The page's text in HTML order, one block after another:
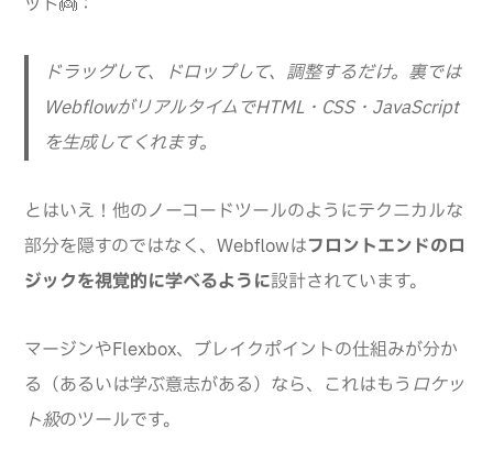
ドラッグして、ドロップして、調整するだけ。裏では
WebflowがリアルタイムでHTML・CSS・JavaScript
を生成してくれます。
とはいえ！他のノーコードツールのようにテクニカルな
部分を隠すのではなく、Webflowはフロントエンドのロ
ジックを視覚的に学べるように設計されています。
マージンやFlexbox、ブレイクポイントの仕組みが分か
る（あるいは学ぶ意志がある）なら、これはもう ロケッ
ト級のツールです。